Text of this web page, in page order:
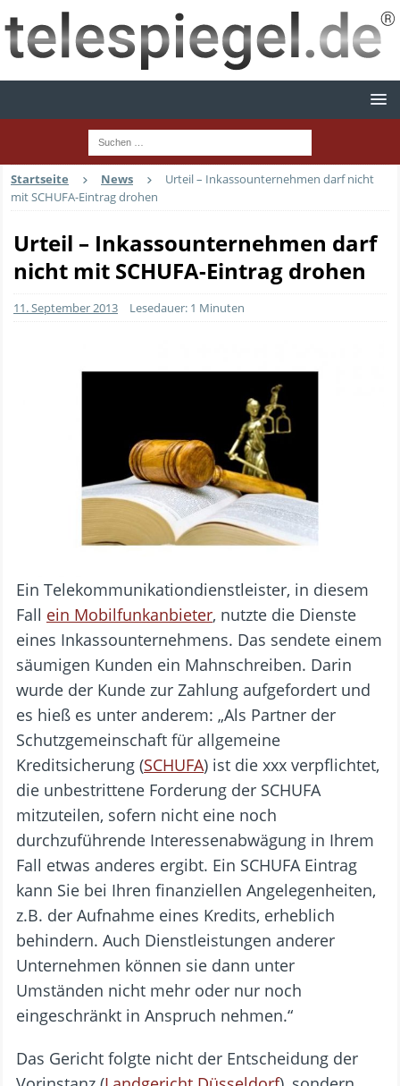
Startseite News
Urteil – Inkassounternehmen darf nicht
mit SCHUFA-Eintrag drohen
Urteil – Inkassounternehmen darf
nicht mit SCHUFA-Eintrag drohen
11. September 2013 Lesedauer: 1 Minuten
Ein Telekommunikationdienstleister, in diesem
Fall ein Mobilfunkanbieter, nutzte die Dienste
eines Inkassounternehmens. Das sendete einem
säumigen Kunden ein Mahnschreiben. Darin
wurde der Kunde zur Zahlung aufgefordert und
es hieß es unter anderem: „Als Partner der
Schutzgemeinschaft für allgemeine
Kreditsicherung (SCHUFA) ist die xxx verpflichtet,
die unbestrittene Forderung der SCHUFA
mitzuteilen, sofern nicht eine noch
durchzuführende Interessenabwägung in Ihrem
Fall etwas anderes ergibt. Ein SCHUFA Eintrag
kann Sie bei Ihren finanziellen Angelegenheiten,
z.B. der Aufnahme eines Kredits, erheblich
behindern. Auch Dienstleistungen anderer
Unternehmen können sie dann unter
Umständen nicht mehr oder nur noch
eingeschränkt in Anspruch nehmen.“
Das Gericht folgte nicht der Entscheidung der